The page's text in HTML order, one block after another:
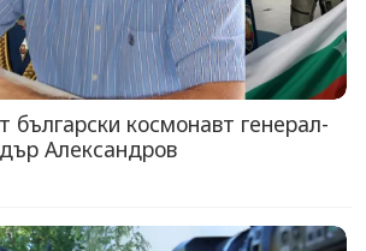
български космонавт генерал-
Александров